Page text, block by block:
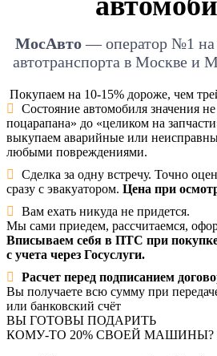
МосАвто— оператор №1 на
автотранспорта в Москве и
Покупаем на 10-15% дороже, чем
Состояние автомобиля значения
поцарапана» до «целиком на
выкупаем аварийные или
любыми повреждениями.
Сделка за одну встречу. Точно
сразу с эвакуатором. Цена при
Вам ехать никуда не придется.
Мы сами приедем, рассчитаемся,
Вписываем себя в ПТС при
с учета через Госуслуги.
Расчет перед подписанием
Вы получаете всю сумму при
или банковский счёт
ВЫ ГОТОВЫ ПОДАРИТЬ
КОМУ-ТО 20% СВОЕЙ МАШИНЫ?